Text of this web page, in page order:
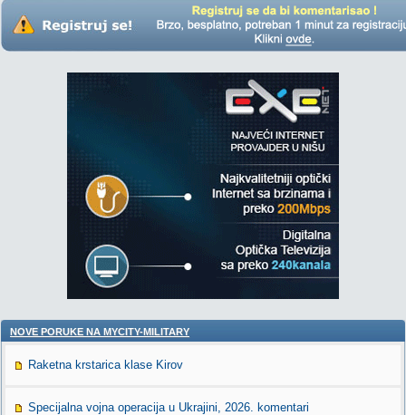
NOVE PORUKE NA MYCITY-MILITARY
Raketna krstarica klase Kirov
Specijalna vojna operacija u Ukrajini, 2026. komentari